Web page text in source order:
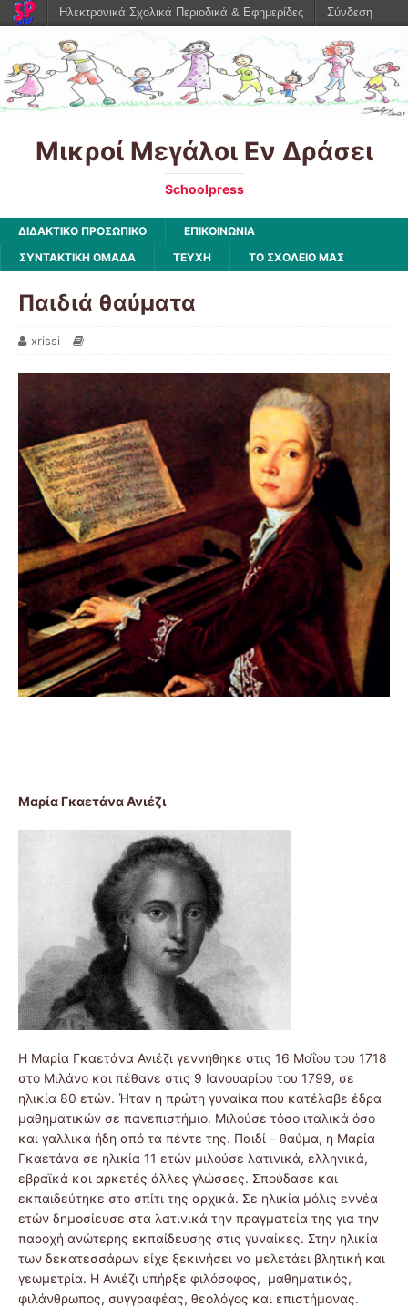
Μικροί Μεγάλοι Εν Δράσει
Schoolpress
ΔΙΔΑΚΤΙΚΟ ΠΡΟΣΩΠΙΚΟ
ΕΠΙΚΟΙΝΩΝΙΑ
ΣΥΝΤΑΚΤΙΚΗ ΟΜΑΔΑ
ΤΕΥΧΗ ΤΟ ΣΧΟΛΕΙΟ ΜΑΣ
Παιδιά θαύματα
xrissi
Μαρία Γκαετάνα Ανιέζι
Η Μαρία Γκαετάνα Ανιέζι γεννήθηκε στις 16 Μαΐου του 1718
στο Μιλάνο και πέθανε στις 9 Ιανουαρίου του 1799, σε
ηλικία 80 ετών. Ήταν η πρώτη γυναίκα που κατέλαβε έδρα
μαθηματικών σε πανεπιστήμιο. Μιλούσε τόσο ιταλικά όσο
και γαλλικά ήδη από τα πέντε της. Παιδί – θαύμα, η Μαρία
Γκαετάνα σε ηλικία 11 ετών μιλούσε λατινικά, ελληνικά,
εβραϊκά και αρκετές άλλες γλώσσες. Σπούδασε και
εκπαιδεύτηκε στο σπίτι της αρχικά. Σε ηλικία μόλις εννέα
ετών δημοσίευσε στα λατινικά την πραγματεία της για την
παροχή ανώτερης εκπαίδευσης στις γυναίκες. Στην ηλικία
των δεκατεσσάρων είχε ξεκινήσει να μελετάει βλητική και
γεωμετρία. Η Ανιέζι υπήρξε φιλόσοφος, μαθηματικός,
φιλάνθρωπος, συγγραφέας, θεολόγος και επιστήμονας.
Ηλεκτρονικά Σχολικά Περιοδικά & Εφημερίδες Σύνδεση